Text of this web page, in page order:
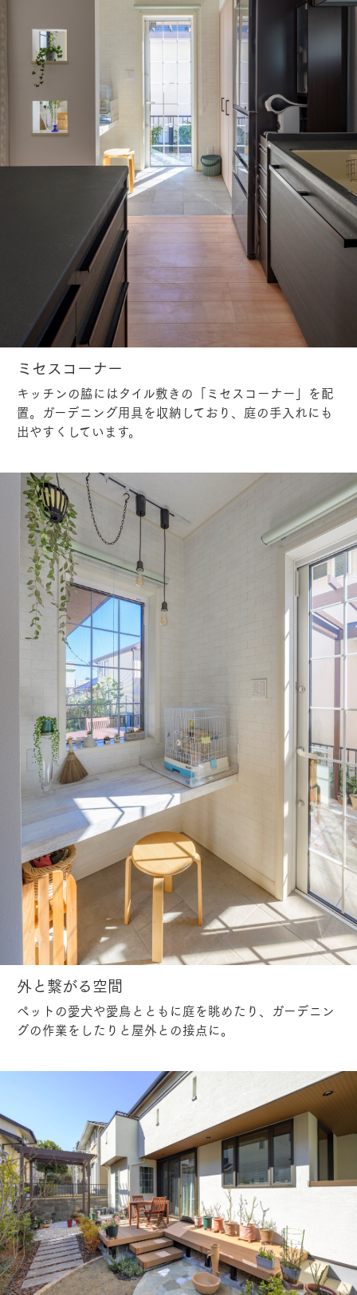
ミセスコーナー
キッチンの脇にはタイル敷きの「ミセスコーナー」を配
置。ガーデニング用具を収納しており、庭の手入れにも
出やすくしています。
外と繋がる空間
ペットの愛犬や愛鳥とともに庭を眺めたり、ガーデニン
グの作業をしたりと屋外との接点に。